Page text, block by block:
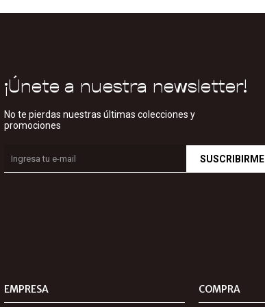
EMPRESA COMPRA
¡Únete a nuestra newsletter!
No te pierdas nuestras últimas colecciones y
promociones
SUSCRIBIRME